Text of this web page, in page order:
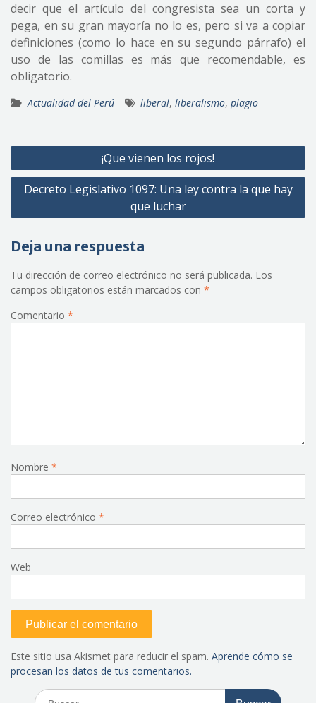
decir que el artículo del congresista sea un corta y
pega, en su gran mayoría no lo es, pero si va a copiar
definiciones (como lo hace en su segundo párrafo) el
uso de las comillas es más que recomendable, es
obligatorio.
Actualidad del Perú liberal, liberalismo, plagio
Navegación
de
entradas
¡Que vienen los rojos!
Decreto Legislativo 1097: Una ley contra la que hay
que luchar
Deja una respuesta
Tu dirección de correo electrónico no será publicada. Los
campos obligatorios están marcados con *
Comentario *
Nombre *
Correo electrónico *
Web
Este sitio usa Akismet para reducir el spam. Aprende cómo se
procesan los datos de tus comentarios.
Buscar: